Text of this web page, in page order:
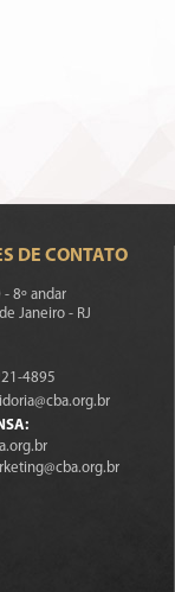
DE CONTATO
- 8º andar
Janeiro - RJ
4895